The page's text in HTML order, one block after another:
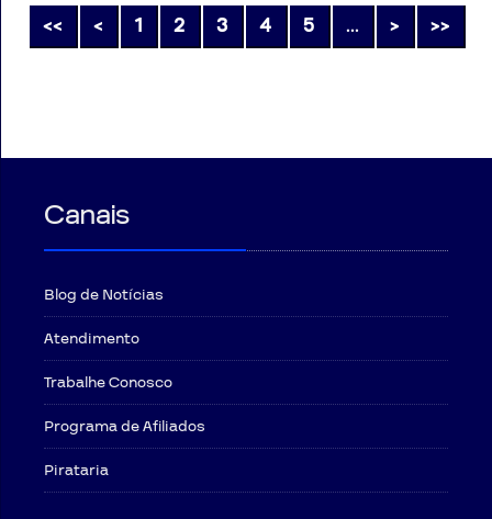
<< < 1 2 3 4 5 ... > >>
Canais
Blog de Notícias
Atendimento
Trabalhe Conosco
Programa de Afiliados
Pirataria